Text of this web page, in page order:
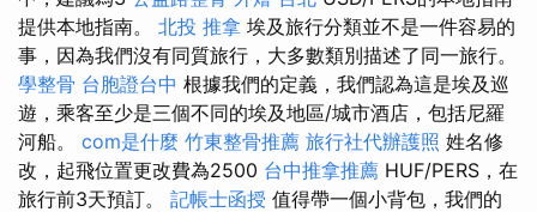
提供本地指南。 北投 推拿 埃及旅行分類並不是一件容易的
事，因為我們沒有同質旅行，大多數類別描述了同一旅行。
學整骨 台胞證台中 根據我們的定義，我們認為這是埃及巡
遊，乘客至少是三個不同的埃及地區/城市酒店，包括尼羅
河船。 com是什麼 竹東整骨推薦 旅行社代辦護照 姓名修
改，起飛位置更改費為2500 台中推拿推薦 HUF/PERS，在
旅行前3天預訂。 記帳士函授 值得帶一個小背包，我們的